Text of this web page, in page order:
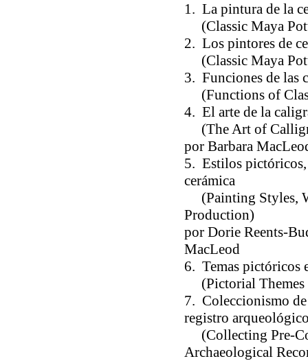
1. La pintura de la
(Classic Maya
2. Los pintores de
(Classic Maya
3. Funciones de las
(Functions of
4. El arte de la
(The Art of
por Barbara
5. Estilos
cerámica
(Painting Styles,
Production)
por Dorie Reents-
MacLeod
6. Temas pictóricos
(Pictorial
7. Coleccionismo
registro
(Collecting Pre-
Archaeological